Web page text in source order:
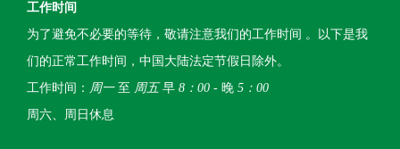
工作时间
为了避免不必要的等待，敬请注意我们的工作时间 。以下是我
们的正常工作时间，中国大陆法定节假日除外。
工作时间： 周一至 周五早 8：00 - 晚 5：00
周六、周日休息